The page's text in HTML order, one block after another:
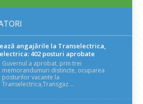
angajările la Transelectrica,
402 posturi aprobate
Guvernul a aprobat, prin trei
memorandumuri distincte, ocuparea
posturilor vacante la
Transelectrica,Transgaz ...